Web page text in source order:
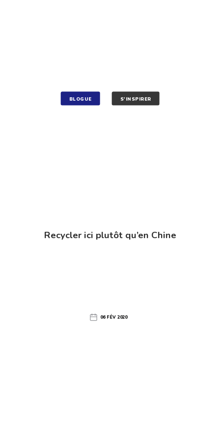
BLOGUE S'INSPIRER
Recycler ici plutôt qu’en Chine
06 FÉV 2020